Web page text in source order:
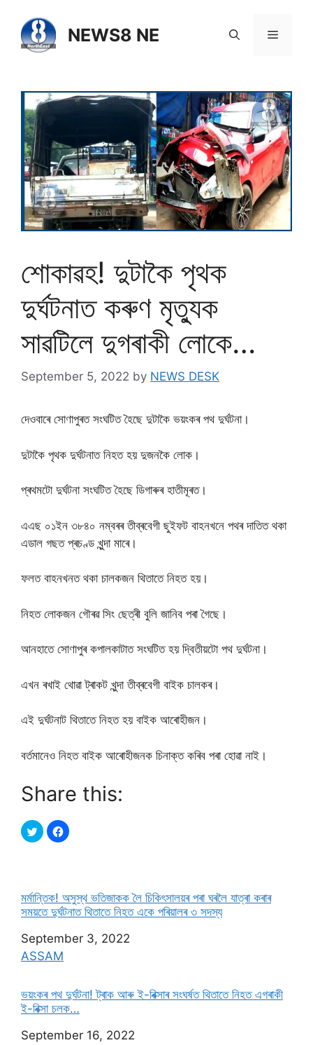
NEWS8 NE
শোকাৱহ! দুটাকৈ পৃথক
দুৰ্ঘটনাত কৰুণ মৃত্যুক
সাৱটিলে দুগৰাকী লোকে…
September 5, 2022 by NEWS DESK
দেওবাৰে সোণাপুৰত সংঘটিত হৈছে দুটাকৈ ভয়ংকৰ পথ দুৰ্ঘটনা।
দুটাকৈ পৃথক দুৰ্ঘটনাত নিহত হয় দুজনকৈ লোক।
প্ৰথমটো দুৰ্ঘটনা সংঘটিত হৈছে ডিগাৰুৰ হাতীমূৰত।
এএছ ০১ইন ৩৮৪০ নম্বৰৰ তীব্ৰবেগী ছুইফট বাহনখনে পথৰ দাতিত থকা
এডাল গছত প্ৰচণ্ড খুন্দা মাৰে।
ফলত বাহনখনত থকা চালকজন থিতাতে নিহত হয়।
নিহত লোকজন গৌৰৱ সিং ছেত্ৰী বুলি জানিব পৰা গৈছে।
আনহাতে সোণাপুৰ কপালকাটাত সংঘটিত হয় দ্বিতীয়টো পথ দুৰ্ঘটনা।
এখন ৰখাই থোৱা ট্ৰাকট খুন্দা তীব্ৰবেগী বাইক চালকৰ।
এই দুৰ্ঘটনাট থিতাতে নিহত হয় বাইক আৰোহীজন।
বৰ্তমানেও নিহত বাইক আৰোহীজনক চিনাক্ত কৰিব পৰা হোৱা নাই।
Share this:
মৰ্মান্তিক! অসুস্থ ভতিজাকক লৈ চিকিৎসালয়ৰ পৰা ঘৰলৈ যাত্ৰা কৰাৰ
সময়তে দুৰ্ঘটনাত থিতাতে নিহত একে পৰিয়ালৰ ৩ সদস্য
Date
September 3, 2022
In relation to
ASSAM
ভয়ংকৰ পথ দুৰ্ঘটনা! ট্ৰাক আৰু ই-ৰিক্সাৰ সংঘৰ্ষত থিতাতে নিহত এগৰাকী
ই-ৰিক্সা চলক…
Date
September 16, 2022